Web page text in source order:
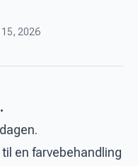
15, 2026
en farvebehandling